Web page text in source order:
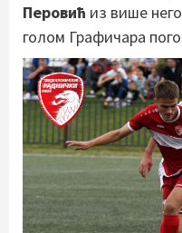
Перовић из више
голом Графичара